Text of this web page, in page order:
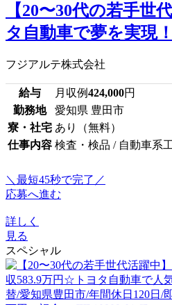
【20〜30代の若手世
タ自動車で夢を実現
フジアルテ株式会社
給与 月収例424,000円
勤務地
愛知県 豊田市
寮・社宅 あり（無料）
仕事内容 検査・検品 / 自動車系
＼最短45秒で完了／
応募へ進む
詳しく
見る
スペシャル